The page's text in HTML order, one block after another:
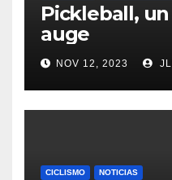
Pickleball,
auge
NOV 12, 2023
CICLISMO NOTICIAS